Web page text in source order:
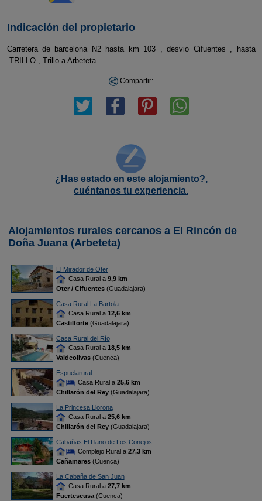
Indicación del propietario
Carretera de barcelona N2 hasta km 103 , desvio Cifuentes , hasta
TRILLO , Trillo a Arbeteta
Compartir:
¿Has estado en este alojamiento?,
cuéntanos tu experiencia.
Alojamientos rurales cercanos a El Rincón de
Doña Juana (Arbeteta)
El Mirador de Oter
Casa Rural a 9,9 km
Oter / Cifuentes(Guadalajara)
Casa Rural La Bartola
Casa Rural a 12,6 km
Castilforte(Guadalajara)
Casa Rural del Río
Casa Rural a 18,5 km
Valdeolivas(Cuenca)
Espuelarural
Casa Rural a 25,6 km
Chillarón del Rey(Guadalajara)
La Princesa Llorona
Casa Rural a 25,6 km
Chillarón del Rey(Guadalajara)
Cabañas El Llano de Los Conejos
Complejo Rural a 27,3 km
Cañamares(Cuenca)
La Cabaña de San Juan
Casa Rural a 27,7 km
Fuertescusa(Cuenca)